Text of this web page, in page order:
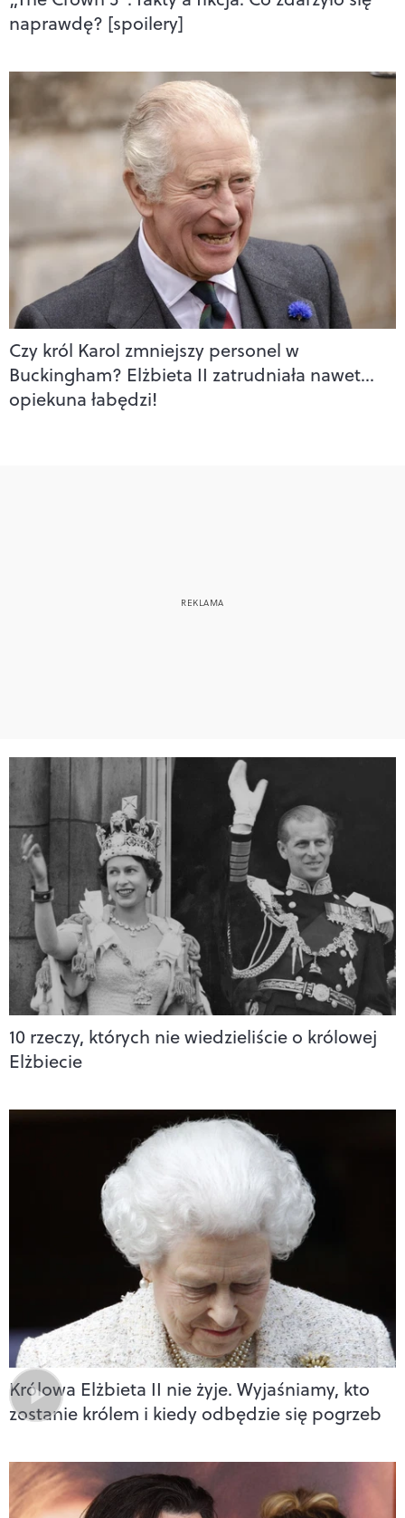
naprawdę? [spoilery]
Czy król Karol zmniejszy personel w
Buckingham? Elżbieta II zatrudniała nawet…
opiekuna łabędzi!
10 rzeczy, których nie wiedzieliście o królowej
Elżbiecie
Królowa Elżbieta II nie żyje. Wyjaśniamy, kto
zostanie królem i kiedy odbędzie się pogrzeb